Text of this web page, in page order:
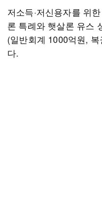
저소득·저신용자를 위
론 특례와 햇살론 유스
(일반회계 1000억원,
다.